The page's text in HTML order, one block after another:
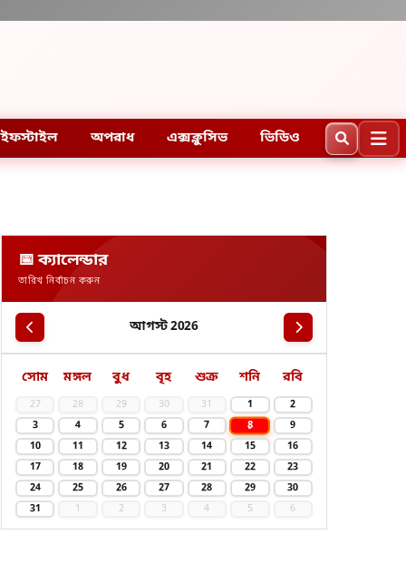
অপরাধ এক্সক্লুসিভ ভিডিও
📅 ক্যালেন্ডার
তারিখ নির্বাচন করুন
আগস্ট 2026
সোম মঙ্গল বুধ বৃহ শুক্র শনি রবি
27 28 29 30 31 1
2
3
4 5 6 7 8
9
10
11 12 13 14 15
16
17
18 19 20 21 22
23
24
25 26 27 28 29
30
31
1 2 3 4 5 6